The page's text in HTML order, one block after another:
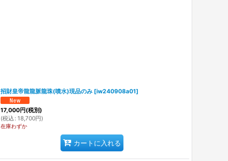
招財皇帝龍龍脈龍珠(噴水)現品のみ [iw240908a01]
17,000円(税別)
(税込 : 18,700円)
在庫わずか
カートに入れる